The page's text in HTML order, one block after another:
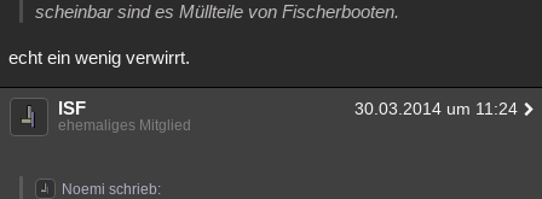
scheinbar sind es Müllteile von Fischerbooten.
echt ein wenig verwirrt.
ISF 30.03.2014 um 11:24
ehemaliges Mitglied
Noemi schrieb: